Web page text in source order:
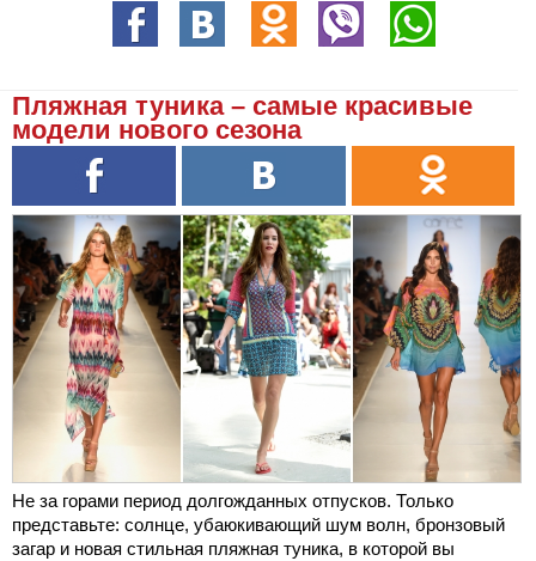
Пляжная туника – самые красивые
модели нового сезона
Не за горами период долгожданных отпусков. Только
представьте: солнце, убаюкивающий шум волн, бронзовый
загар и новая стильная пляжная туника, в которой вы